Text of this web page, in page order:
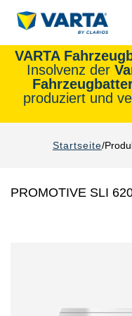
VARTA
Insolvenz der
produziert und
Startseite
PROMOTIVE SLI